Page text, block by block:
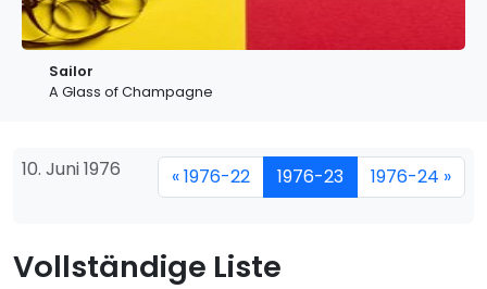
Sailor
A Glass of Champagne
10. Juni 1976 « 1976-22 1976-23 1976-24 »
Vollständige Liste